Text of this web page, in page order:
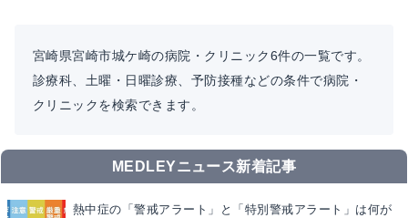
宮崎県宮崎市城ケ崎の病院・クリニック6件の一覧です。
診療科、土曜・日曜診療、予防接種などの条件で病院・
クリニックを検索できます。
MEDLEYニュース新着記事
熱中症の「警戒アラート」と「特別警戒アラート」は何が